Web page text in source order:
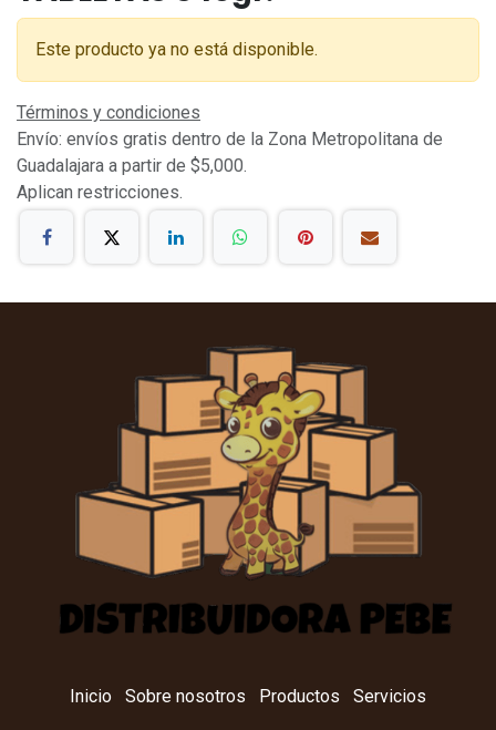
Este producto ya no está disponible.
Términos y condiciones
Envío: envíos gratis dentro de la Zona Metropolitana de
Guadalajara a partir de $5,000.
Aplican restricciones.
Inicio Sobre nosotros Productos Servicios